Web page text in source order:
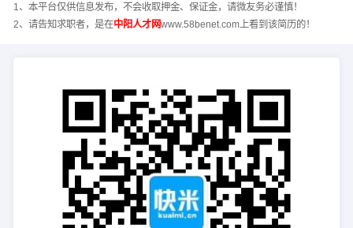
1、本平台仅供信息发布，不会收取押金、保证金，请微友务必谨慎！
2、请告知求职者，是在中阳人才网www.58benet.com上看到该简历的！